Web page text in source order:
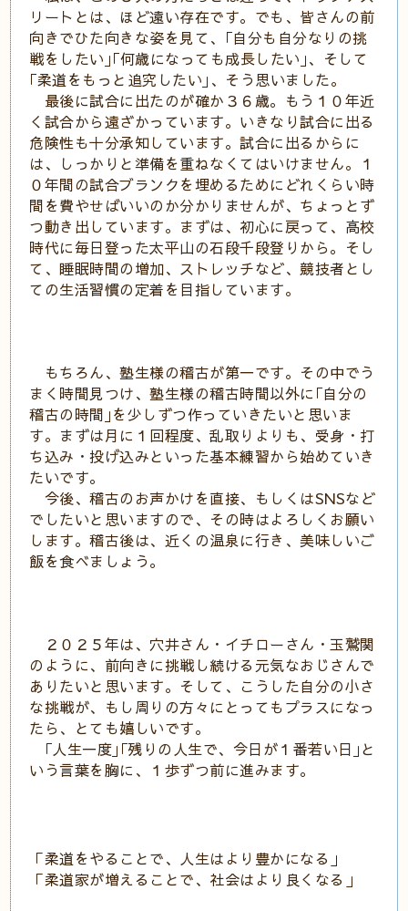
リートとは、ほど遠い存在です。でも、皆さんの前
向きでひた向きな姿を見て、｢自分も自分なりの挑
戦をしたい｣｢何歳になっても成長したい｣、そして
｢柔道をもっと追究したい｣、そう思いました。
最後に試合に出たのが確か３６歳。もう１０年近
く試合から遠ざかっています。いきなり試合に出る
危険性も十分承知しています。試合に出るからに
は、しっかりと準備を重ねなくてはいけません。１
０年間の試合ブランクを埋めるためにどれくらい時
間を費やせばいいのか分かりませんが、ちょっとず
つ動き出しています。まずは、初心に戻って、高校
時代に毎日登った太平山の石段千段登りから。そし
て、睡眠時間の増加、ストレッチなど、競技者とし
ての生活習慣の定着を目指しています。
もちろん、塾生様の稽古が第一です。その中でう
まく時間見つけ、塾生様の稽古時間以外に｢自分の
稽古の時間｣を少しずつ作っていきたいと思いま
す。まずは月に１回程度、乱取りよりも、受身・打
ち込み・投げ込みといった基本練習から始めていき
たいです。
今後、稽古のお声かけを直接、もしくはSNSなど
でしたいと思いますので、その時はよろしくお願い
します。稽古後は、近くの温泉に行き、美味しいご
飯を食べましょう。
２０２５年は、穴井さん・イチローさん・玉鷲関
のように、前向きに挑戦し続ける元気なおじさんで
ありたいと思います。そして、こうした自分の小さ
な挑戦が、もし周りの方々にとってもプラスになっ
たら、とても嬉しいです。
｢人生一度｣｢残りの人生で、今日が１番若い日｣と
いう言葉を胸に、１歩ずつ前に進みます。
「柔道をやることで、人生はより豊かになる」
「柔道家が増えることで、社会はより良くなる」